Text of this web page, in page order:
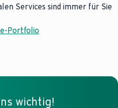
Services sind immer für Sie
Portfolio
wichtig!